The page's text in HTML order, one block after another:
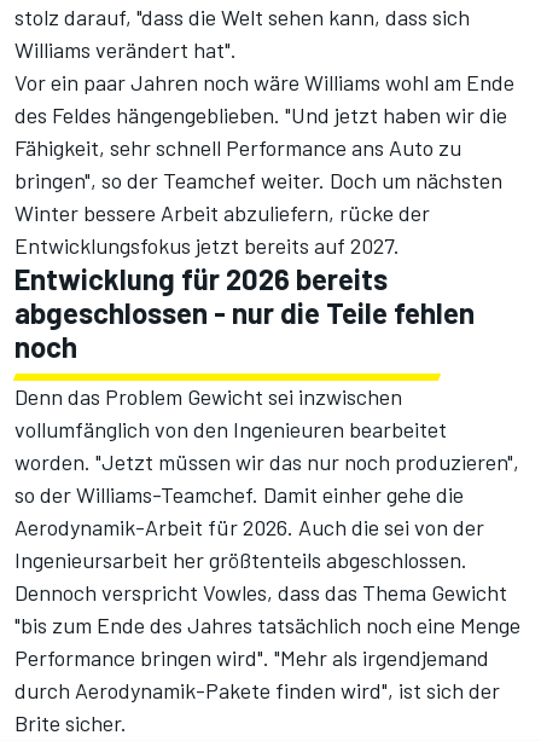
stolz darauf, "dass die Welt sehen kann, dass sich
Williams verändert hat".
Vor ein paar Jahren noch wäre Williams wohl am Ende
des Feldes hängengeblieben. "Und jetzt haben wir die
Fähigkeit, sehr schnell Performance ans Auto zu
bringen", so der Teamchef weiter. Doch um nächsten
Winter bessere Arbeit abzuliefern, rücke der
Entwicklungsfokus jetzt bereits auf 2027.
Entwicklung für 2026 bereits
abgeschlossen - nur die Teile fehlen
noch
Denn das Problem Gewicht sei inzwischen
vollumfänglich von den Ingenieuren bearbeitet
worden. "Jetzt müssen wir das nur noch produzieren",
so der Williams-Teamchef. Damit einher gehe die
Aerodynamik-Arbeit für 2026. Auch die sei von der
Ingenieursarbeit her größtenteils abgeschlossen.
Dennoch verspricht Vowles, dass das Thema Gewicht
"bis zum Ende des Jahres tatsächlich noch eine Menge
Performance bringen wird". "Mehr als irgendjemand
durch Aerodynamik-Pakete finden wird", ist sich der
Brite sicher.